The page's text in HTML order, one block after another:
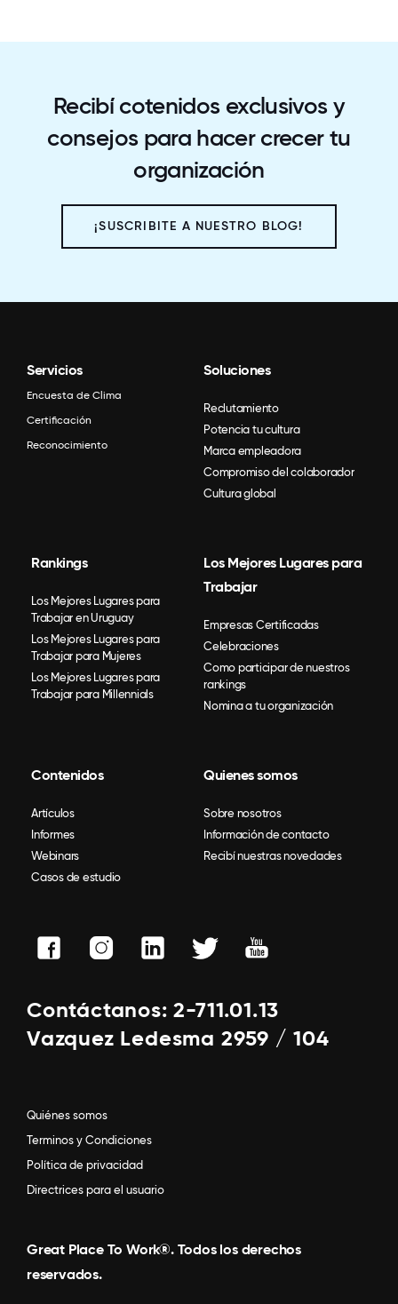
Recibí cotenidos exclusivos y
consejos para hacer crecer tu
organización
¡SUSCRIBITE A NUESTRO BLOG!
Servicios
Encuesta de Clima
Certificación
Reconocimiento
Soluciones
Reclutamiento
Potencia tu cultura
Marca empleadora
Compromiso del colaborador
Cultura global
Rankings
Los Mejores Lugares para
Trabajar en Uruguay
Los Mejores Lugares para
Trabajar para Mujeres
Los Mejores Lugares para
Trabajar para Millennials
Los Mejores Lugares para
Trabajar
Empresas Certificadas
Celebraciones
Como participar de nuestros
rankings
Nomina a tu organización
Contenidos
Artículos
Informes
Webinars
Casos de estudio
Quienes somos
Sobre nosotros
Información de contacto
Recibí nuestras novedades
Contáctanos: 2-711.01.13
Vazquez Ledesma 2959 / 104
Quiénes somos
Terminos y Condiciones
Política de privacidad
Directrices para el usuario
Great Place To Work®. Todos los derechos
reservados.